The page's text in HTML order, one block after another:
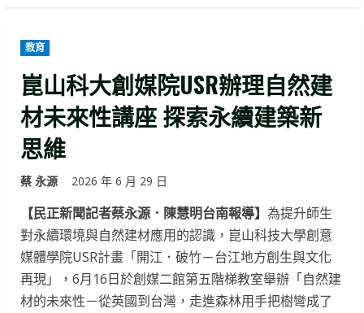
教育
崑山科大創媒院USR辦理自然建
材未來性講座 探索永續建築新
思維
蔡 永源 2026 年 6 月 29 日
【民正新聞記者蔡永源．陳慧明台南報導】 為提升師生
對永續環境與自然建材應用的認識，崑山科技大學創意
媒體學院USR計畫「開江．破竹－台江地方創生與文化
再現」，6月16日於創媒二館第五階梯教室舉辦「自然建
材的未來性－從英國到台灣，走進森林用手把樹彎成了